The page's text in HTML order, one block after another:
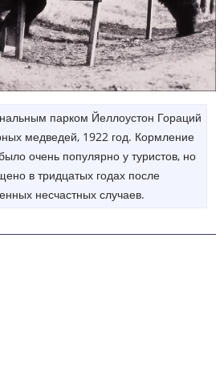
парком Йеллоустон Гораций
медведей, 1922 год. Кормление
очень популярно у туристов, но
в тридцатых годах после
несчастных случаев.